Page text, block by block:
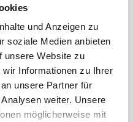
und Anzeigen zu
soziale Medien anbieten
unsere Website zu
Informationen zu Ihrer
unsere Partner für
weiter. Unsere
möglicherweise mit